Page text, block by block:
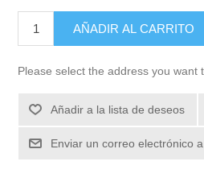
Please select the address you want